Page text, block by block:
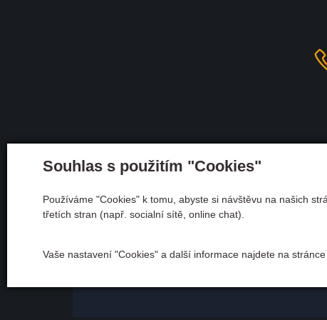
Souhlas s použitím "Cookies"
Používáme "Cookies" k tomu, abyste si návštěvu na našich
třetích stran (např. socialní sítě, online chat).
Vaše nastavení "Cookies" a další informace najdete na stránce
atmosféru